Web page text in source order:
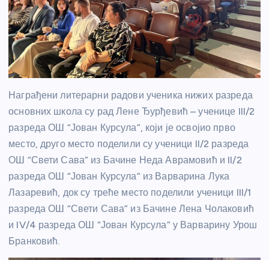
Награђени литерарни радови ученика нижих разреда
основних школа су рад Лене Ђурђевић – ученице III/2
разреда ОШ “Јован Курсула”, који је освојио прво
место, друго место поделили су ученици II/2 разреда
ОШ “Свети Сава” из Бачине Неда Аврамовић и II/2
разреда ОШ “Јован Курсула” из Варварина Лука
Лазаревић, док су треће место поделили ученици III/1
разреда ОШ “Свети Сава” из Бачине Лена Чолаковић
и IV/4 разреда ОШ “Јован Курсула” у Варварину Урош
Бранковић.